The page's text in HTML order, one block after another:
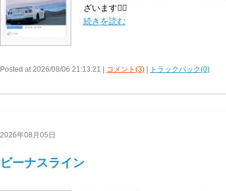
ざいます🙇‍♂️
続きを読む
Posted at 2026/08/06 21:13:21 | コメント(3) | トラックバック(0)
2026年08月05日
ビーナスライン